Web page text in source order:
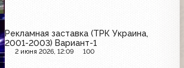
Рекламная заставка (ТРК Украина,
2001-2003) Вариант-1
2 июня 2026, 12:09 100